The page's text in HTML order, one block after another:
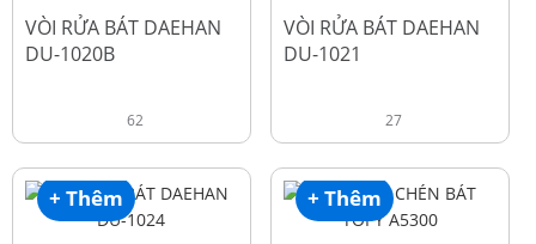
2.600.000
VÒI RỬA BÁT DAEHAN
DU-1020B
62
2.900.000
VÒI RỬA BÁT DAEHAN
DU-1021
27
+ Thêm + Thêm